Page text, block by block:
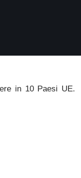
in 10 Paesi UE.